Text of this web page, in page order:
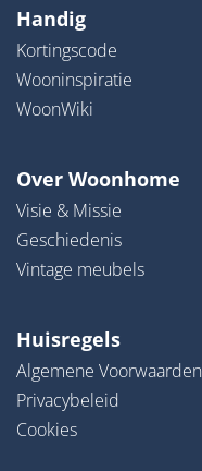
Handig
Kortingscode
Wooninspiratie
WoonWiki
Over Woonhome
Visie & Missie
Geschiedenis
Vintage meubels
Huisregels
Algemene Voorwaarden
Privacybeleid
Cookies